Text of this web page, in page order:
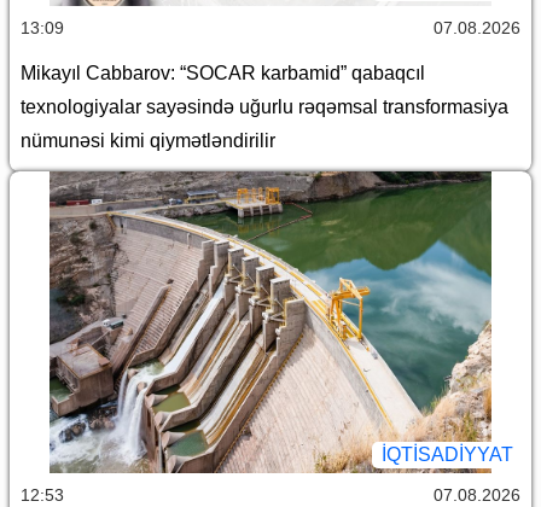
13:09 07.08.2026
Mikayıl Cabbarov: “SOCAR karbamid” qabaqcıl
texnologiyalar sayəsində uğurlu rəqəmsal transformasiya
nümunəsi kimi qiymətləndirilir
İQTİSADİYYAT
12:53 07.08.2026